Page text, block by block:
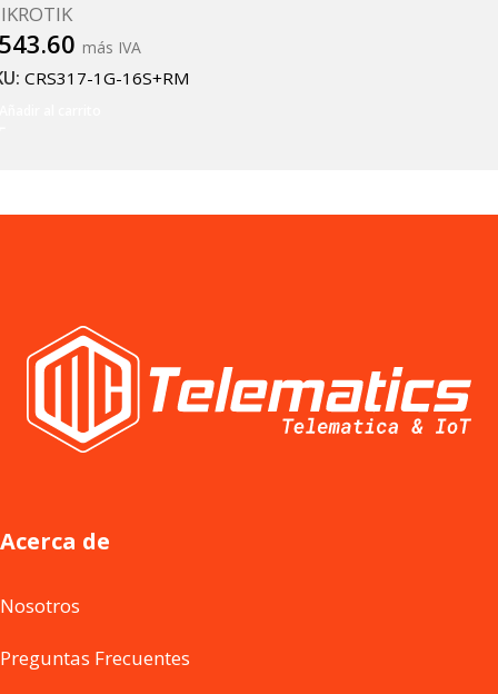
más IVA
CRS317-1G-16S+RM
Acerca de
Nosotros
Preguntas Frecuentes